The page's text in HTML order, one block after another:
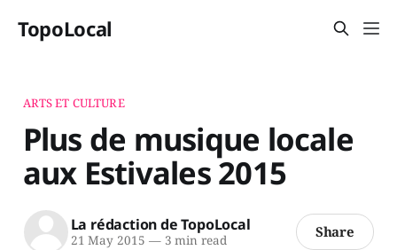
TopoLocal
ARTS ET CULTURE
Plus de musique locale
aux Estivales 2015
La rédaction de TopoLocal
21 May 2015 —3 min read Share